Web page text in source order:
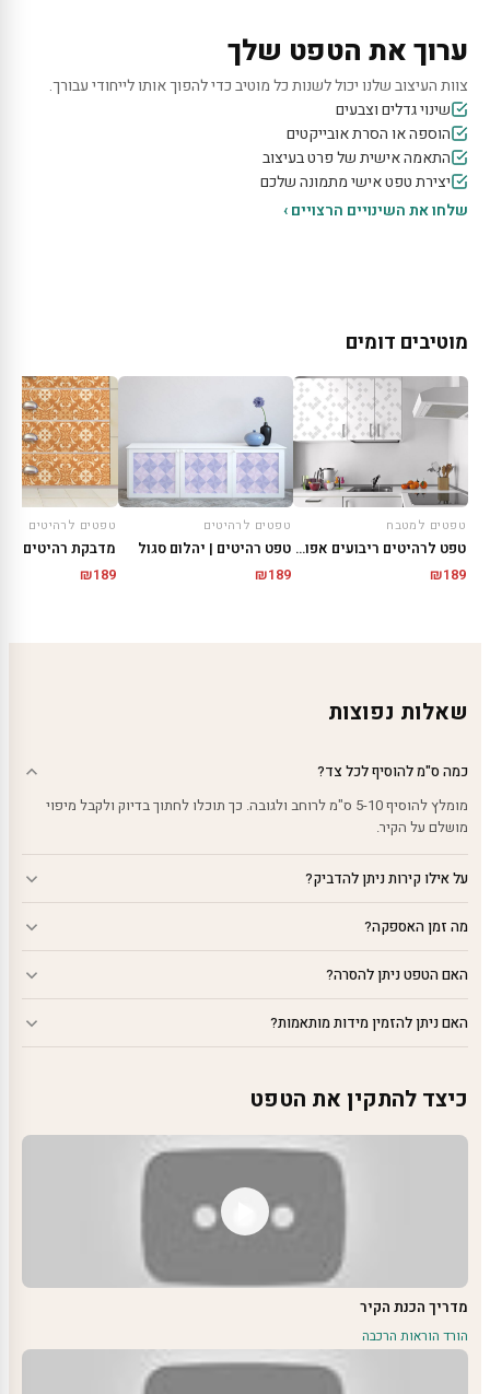
ערוך את הטפט שלך
צוות העיצוב שלנו יכול לשנות כל מוטיב כדי להפוך אותו לייחודי עבורך.
שינוי גדלים וצבעים
הוספה או הסרת אובייקטים
התאמה אישית של פרט בעיצוב
יצירת טפט אישי מתמונה שלכם
שלחו את השינויים הרצויים ›
מוטיבים דומים
טפטים למטבח
טפט לרהיטים ריבועים אפורים
₪189
טפטים לרהיטים
טפט רהיטים | יהלום סגול
₪189
טפטים לרהיטים
₪189
שאלות נפוצות
כמה ס"מ להוסיף לכל צד?
מומלץ להוסיף 5-10 ס"מ לרוחב ולגובה. כך תוכלו לחתוך בדיוק ולקבל מיפוי
מושלם על הקיר.
על אילו קירות ניתן להדביק?
מה זמן האספקה?
האם הטפט ניתן להסרה?
האם ניתן להזמין מידות מותאמות?
כיצד להתקין את הטפט
מדריך הכנת הקיר
הורד הוראות הרכבה